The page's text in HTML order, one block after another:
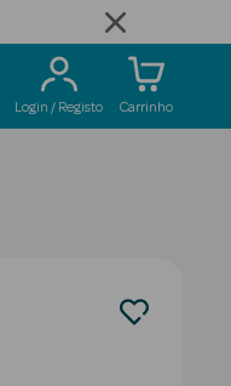
Login / Registo Carrinho